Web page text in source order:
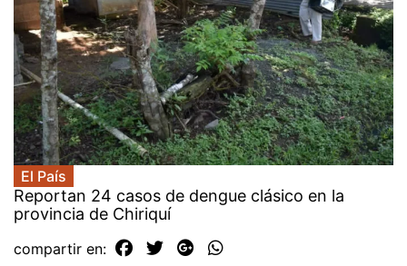
El País
Reportan 24 casos de dengue clásico en la
provincia de Chiriquí
compartir en: